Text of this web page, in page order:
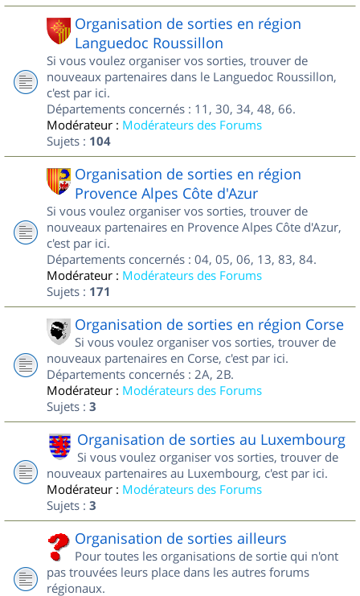
Organisation de sorties en région
Languedoc Roussillon
Si vous voulez organiser vos sorties, trouver de
nouveaux partenaires dans le Languedoc Roussillon,
c'est par ici.
Départements concernés : 11, 30, 34, 48, 66.
Modérateur : Modérateurs des Forums
Sujets : 104
Organisation de sorties en région
Provence Alpes Côte d'Azur
Si vous voulez organiser vos sorties, trouver de
nouveaux partenaires en Provence Alpes Côte d'Azur,
c'est par ici.
Départements concernés : 04, 05, 06, 13, 83, 84.
Modérateur : Modérateurs des Forums
Sujets : 171
Organisation de sorties en région Corse
Si vous voulez organiser vos sorties, trouver de
nouveaux partenaires en Corse, c'est par ici.
Départements concernés : 2A, 2B.
Modérateur : Modérateurs des Forums
Sujets : 3
Organisation de sorties au Luxembourg
Si vous voulez organiser vos sorties, trouver de
nouveaux partenaires au Luxembourg, c'est par ici.
Modérateur : Modérateurs des Forums
Sujets : 3
Organisation de sorties ailleurs
Pour toutes les organisations de sortie qui n'ont
pas trouvées leurs place dans les autres forums
régionaux.